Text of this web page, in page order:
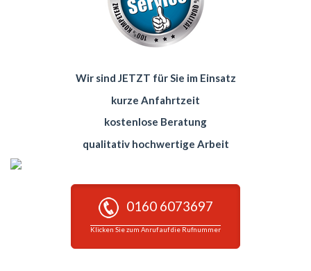
Wir sind JETZT für Sie im Einsatz
kurze Anfahrtzeit
kostenlose Beratung
qualitativ hochwertige Arbeit
0160 6073697
Klicken Sie zum Anruf auf die Rufnummer